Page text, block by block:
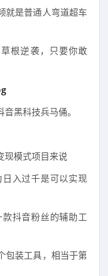
就是普通人弯道超车
根逆袭，只要你敢
黑科技兵马俑。
现模式项目来说
入过千是可以实现
抖音粉丝的辅助工
包装工具，相当于第